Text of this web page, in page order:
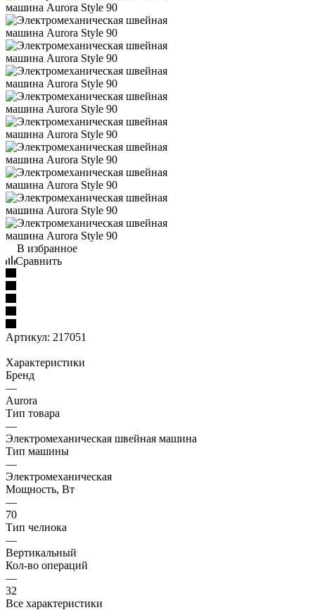
В избранное
Сравнить
Артикул: 217051
Характеристики
Бренд
—
Aurora
Тип товара
—
Электромеханическая швейная машина
Тип машины
—
Электромеханическая
Мощность, Вт
—
70
Тип челнока
—
Вертикальный
Кол-во операций
—
32
Все характеристики